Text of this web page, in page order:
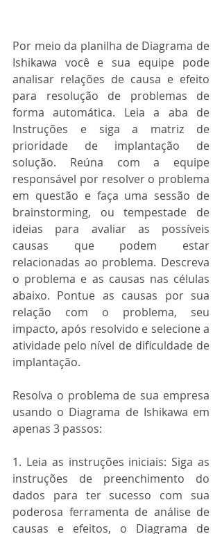
Por meio da planilha de Diagrama de
Ishikawa você e sua equipe pode
analisar relações de causa e efeito
para resolução de problemas de
forma automática. Leia a aba de
Instruções e siga a matriz de
prioridade de implantação de
solução. Reúna com a equipe
responsável por resolver o problema
em questão e faça uma sessão de
brainstorming, ou tempestade de
ideias para avaliar as possíveis
causas que podem estar
relacionadas ao problema. Descreva
o problema e as causas nas células
abaixo. Pontue as causas por sua
relação com o problema, seu
impacto, após resolvido e selecione a
atividade pelo nível de dificuldade de
implantação.
Resolva o problema de sua empresa
usando o Diagrama de Ishikawa em
apenas 3 passos:
1. Leia as instruções iniciais: Siga as
instruções de preenchimento do
dados para ter sucesso com sua
poderosa ferramenta de análise de
causas e efeitos, o Diagrama de